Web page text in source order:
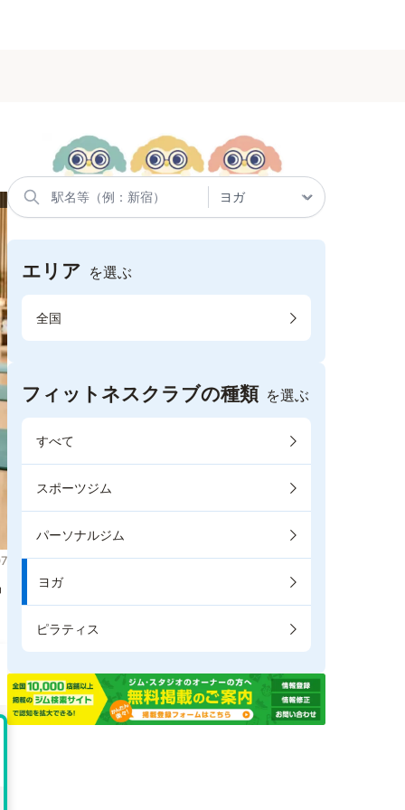
エリア を選ぶ
全国
フィットネスクラブの種類 を選ぶ
すべて
スポーツジム
パーソナルジム
ヨガ
ピラティス